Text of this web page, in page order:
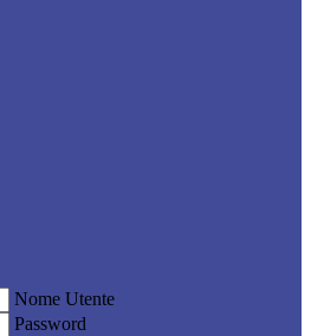
Nome Utente
Password